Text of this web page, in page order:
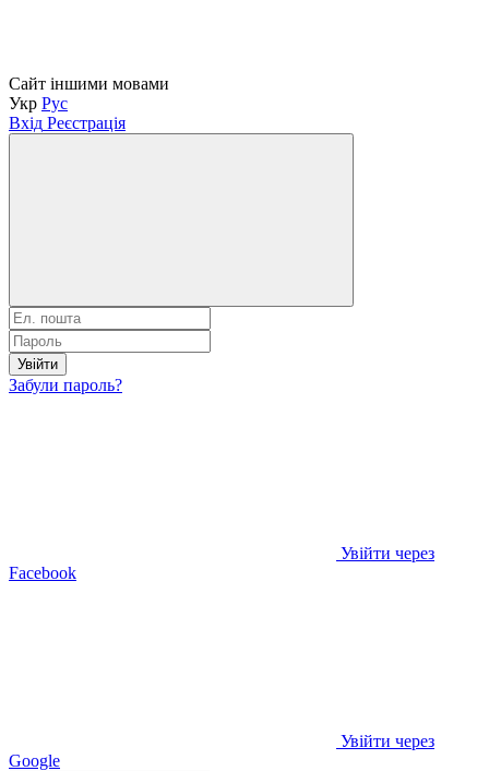
Сайт іншими мовами
Укр Рус
Вхід Реєстрація
Увійти
Забули пароль?
Увійти через
Facebook
Увійти через
Google